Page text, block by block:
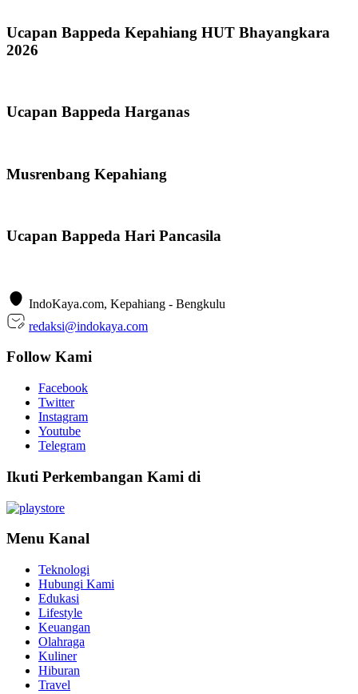
Ucapan Bappeda Kepahiang HUT Bhayangkara
2026
Ucapan Bappeda Harganas
Musrenbang Kepahiang
Ucapan Bappeda Hari Pancasila
IndoKaya.com, Kepahiang - Bengkulu
redaksi@indokaya.com
Follow Kami
Facebook
Twitter
Instagram
Youtube
Telegram
Ikuti Perkembangan Kami di
Menu Kanal
Teknologi
Hubungi Kami
Edukasi
Lifestyle
Keuangan
Olahraga
Kuliner
Hiburan
Travel